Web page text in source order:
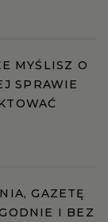
MYŚLISZ O
SPRAWIE
GAZETĘ
I BEZ